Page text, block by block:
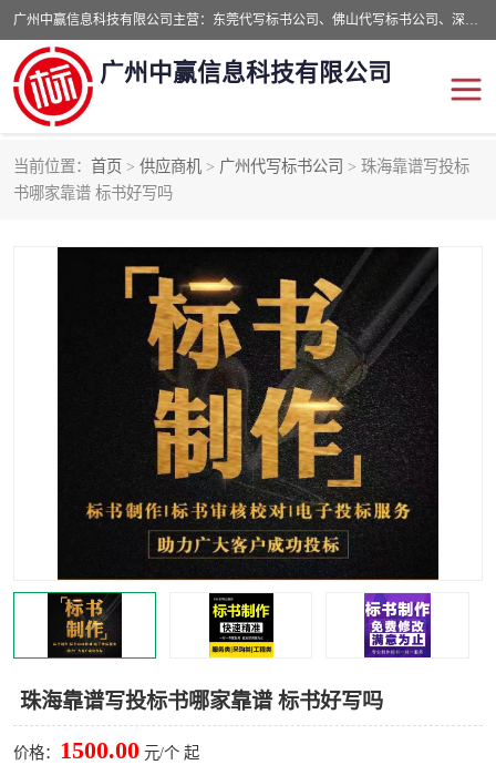
广州中赢信息科技有限公司主营：东莞代写标书公司、佛山代写标书公司、深圳代写标书公司等,食品类标书、工程类类标书,经验丰富的标书制作团队,24小时加急服务,多对一服务。
广州中赢信息科技有限公司
当前位置： 首页 > 供应商机 > 广州代写标书公司 > 珠海靠谱写投标
书哪家靠谱 标书好写吗
珠海靠谱写投标书哪家靠谱 标书好写吗
价格： 1500.00 元/个 起
东莞代写标书公司
深圳代写标书公司 广州代写标书公司